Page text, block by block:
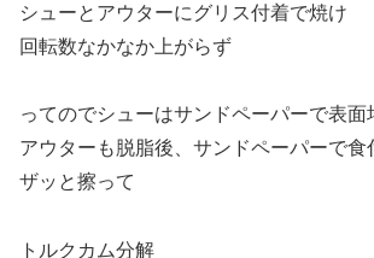
シューとアウターにグリス付着で焼け
回転数なかなか上がらず
ってのでシューはサンドペーパーで表面
アウターも脱脂後、サンドペーパーで食
ザッと擦って
トルクカム分解